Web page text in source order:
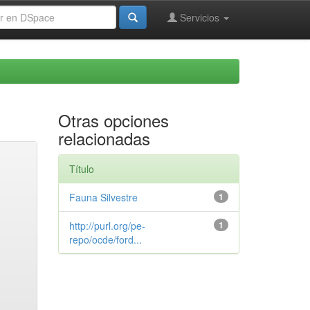
Servicios
Otras opciones
relacionadas
Título
1
Fauna Silvestre
1
http://purl.org/pe-
repo/ocde/ford...